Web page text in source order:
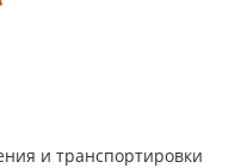
и транспортировки